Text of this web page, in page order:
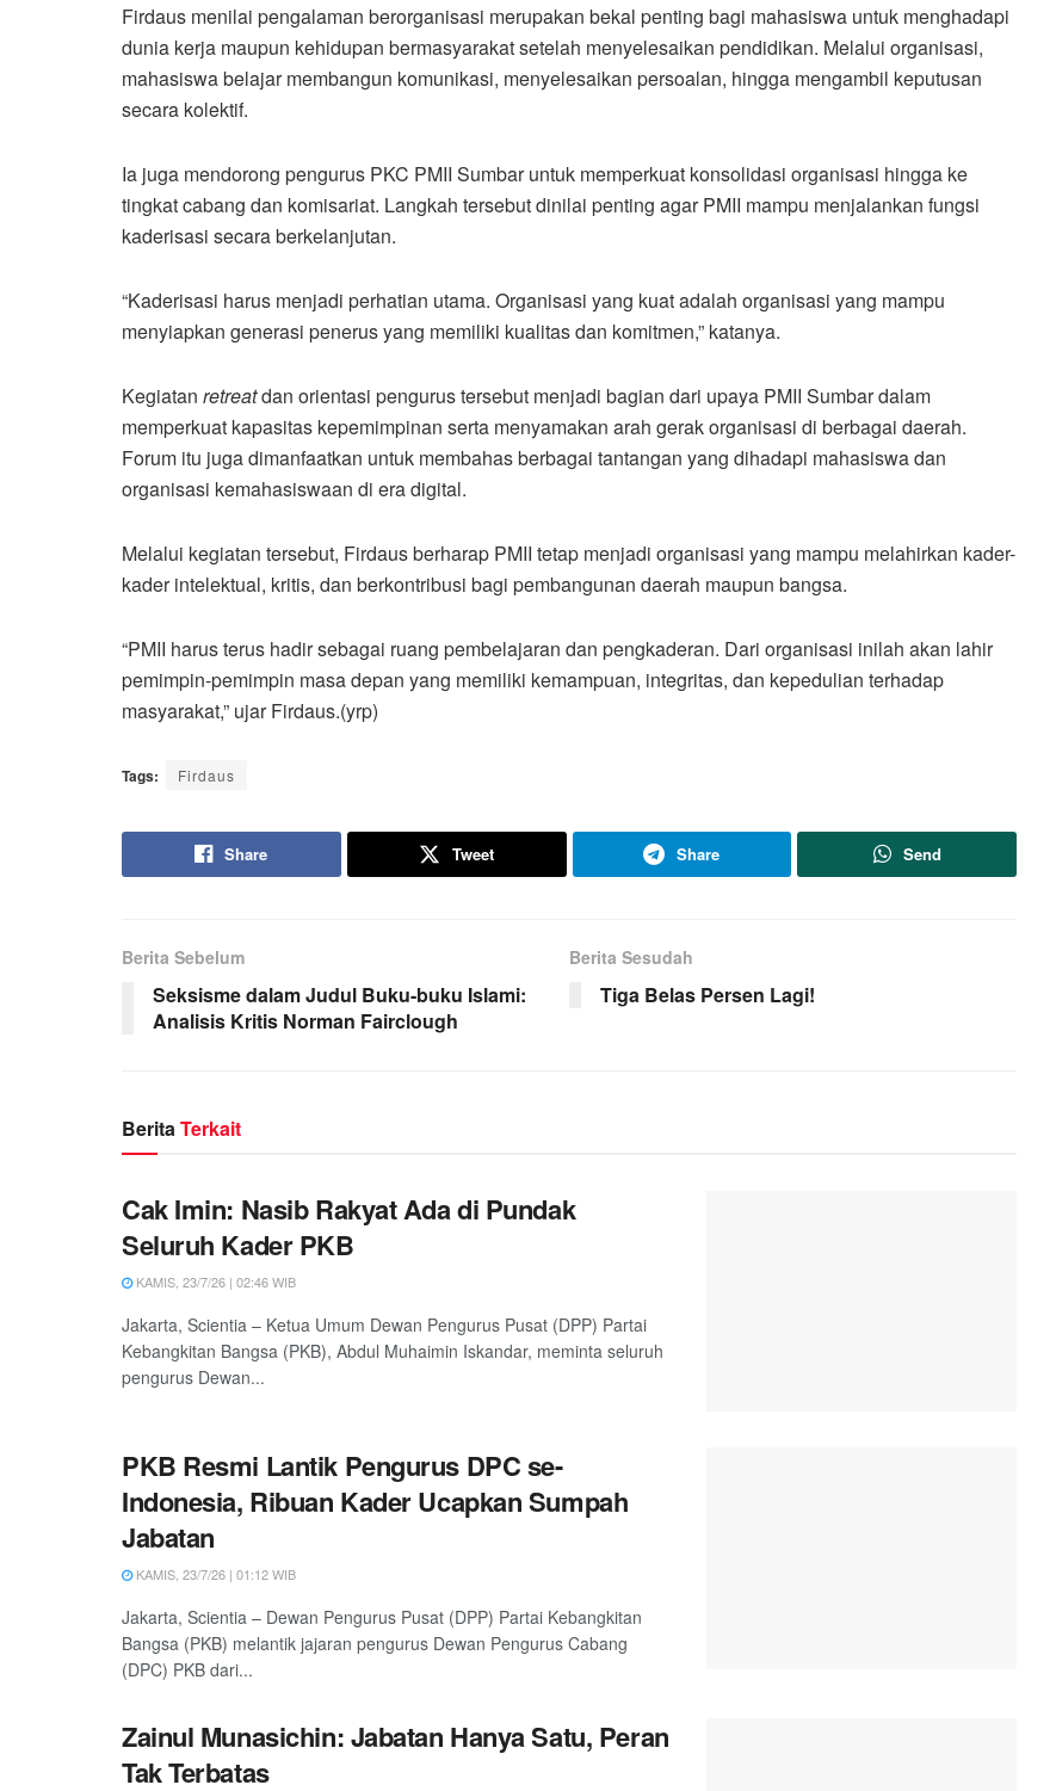
Firdaus menilai pengalaman berorganisasi merupakan bekal penting bagi mahasiswa untuk menghadapi
dunia kerja maupun kehidupan bermasyarakat setelah menyelesaikan pendidikan. Melalui organisasi,
mahasiswa belajar membangun komunikasi, menyelesaikan persoalan, hingga mengambil keputusan
secara kolektif.
Ia juga mendorong pengurus PKC PMII Sumbar untuk memperkuat konsolidasi organisasi hingga ke
tingkat cabang dan komisariat. Langkah tersebut dinilai penting agar PMII mampu menjalankan fungsi
kaderisasi secara berkelanjutan.
“Kaderisasi harus menjadi perhatian utama. Organisasi yang kuat adalah organisasi yang mampu
menyiapkan generasi penerus yang memiliki kualitas dan komitmen,” katanya.
Kegiatan retreatdan orientasi pengurus tersebut menjadi bagian dari upaya PMII Sumbar dalam
memperkuat kapasitas kepemimpinan serta menyamakan arah gerak organisasi di berbagai daerah.
Forum itu juga dimanfaatkan untuk membahas berbagai tantangan yang dihadapi mahasiswa dan
organisasi kemahasiswaan di era digital.
Melalui kegiatan tersebut, Firdaus berharap PMII tetap menjadi organisasi yang mampu melahirkan kader-
kader intelektual, kritis, dan berkontribusi bagi pembangunan daerah maupun bangsa.
“PMII harus terus hadir sebagai ruang pembelajaran dan pengkaderan. Dari organisasi inilah akan lahir
pemimpin-pemimpin masa depan yang memiliki kemampuan, integritas, dan kepedulian terhadap
masyarakat,” ujar Firdaus.(yrp)
Tags: Firdaus
Share Tweet Share Send
Berita Sebelum
Seksisme dalam Judul Buku-buku Islami:
Analisis Kritis Norman Fairclough
Berita Sesudah
Tiga Belas Persen Lagi!
Berita Terkait
Cak Imin: Nasib Rakyat Ada di Pundak
Seluruh Kader PKB
KAMIS, 23/7/26 | 02:46 WIB
Jakarta, Scientia – Ketua Umum Dewan Pengurus Pusat (DPP) Partai
Kebangkitan Bangsa (PKB), Abdul Muhaimin Iskandar, meminta seluruh
pengurus Dewan...
PKB Resmi Lantik Pengurus DPC se-
Indonesia, Ribuan Kader Ucapkan Sumpah
Jabatan
KAMIS, 23/7/26 | 01:12 WIB
Jakarta, Scientia – Dewan Pengurus Pusat (DPP) Partai Kebangkitan
Bangsa (PKB) melantik jajaran pengurus Dewan Pengurus Cabang
(DPC) PKB dari...
Zainul Munasichin: Jabatan Hanya Satu, Peran
Tak Terbatas